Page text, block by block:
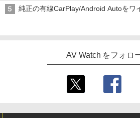
純正の有線CarPlay/Android Autoをワ
AV Watch をフォロ